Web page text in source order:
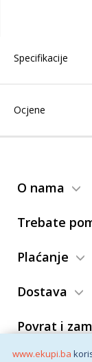
www.ekupi.ba
Specifikacije
Ocjene
O nama
Trebate
Plaćanje
Dostava
Povrat i